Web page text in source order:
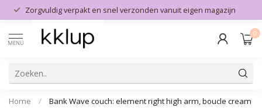
Zorgvuldig verpakt en snel verzonden vanuit eigen magazijn
MENU
0
Home / Bank Wave couch: element right high arm, boucle cream